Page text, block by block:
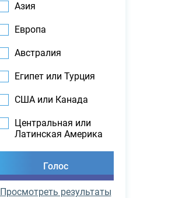
Азия
Европа
Австралия
Египет или Турция
США или Канада
Центральная или
Латинская Америка
Просмотреть результаты